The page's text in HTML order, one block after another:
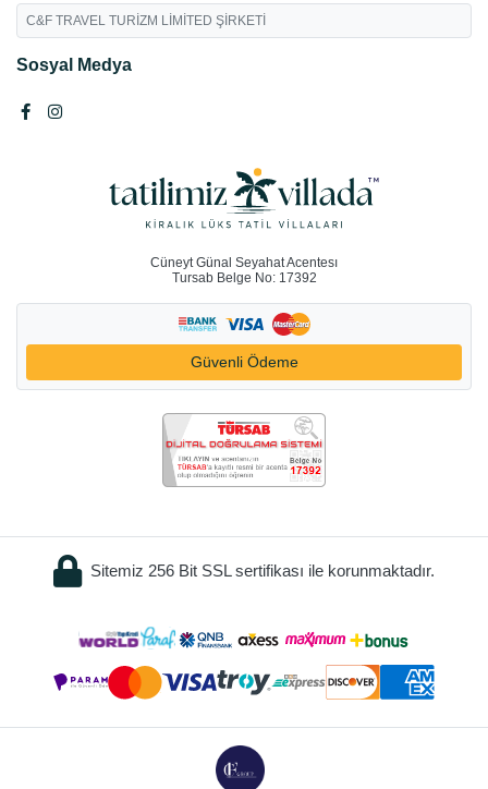
C&F TRAVEL TURİZM LİMİTED ŞİRKETİ
Sosyal Medya
Cüneyt Günal Seyahat Acentesı
Tursab Belge No: 17392
Güvenli Ödeme
Sitemiz 256 Bit SSL sertifikası ile korunmaktadır.